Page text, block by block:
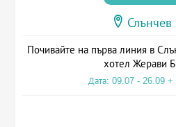
Слънчев
Почивайте на първа линия в
хотел Жерави
Дата: 09.07 - 26.09